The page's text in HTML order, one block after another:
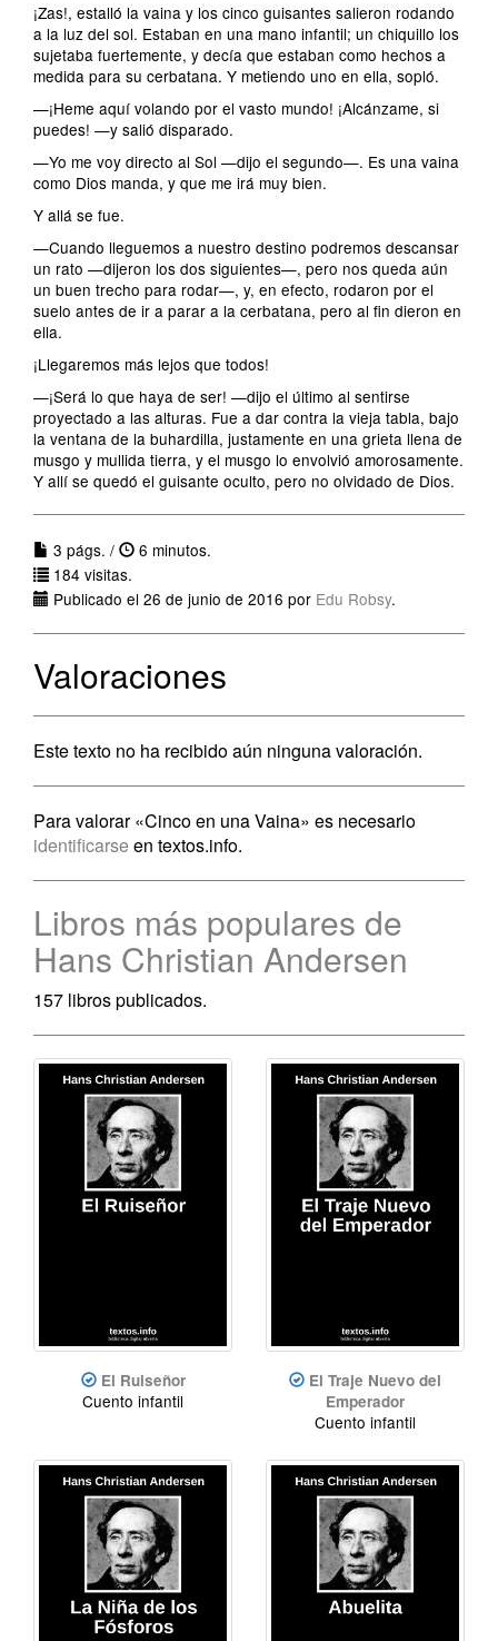
¡Zas!, estalló la vaina y los cinco guisantes salieron rodando
a la luz del sol. Estaban en una mano infantil; un chiquillo los
sujetaba fuertemente, y decía que estaban como hechos a
medida para su cerbatana. Y metiendo uno en ella, sopló.
—¡Heme aquí volando por el vasto mundo! ¡Alcánzame, si
puedes! —y salió disparado.
—Yo me voy directo al Sol —dijo el segundo—. Es una vaina
como Dios manda, y que me irá muy bien.
Y allá se fue.
—Cuando lleguemos a nuestro destino podremos descansar
un rato —dijeron los dos siguientes—, pero nos queda aún
un buen trecho para rodar—, y, en efecto, rodaron por el
suelo antes de ir a parar a la cerbatana, pero al fin dieron en
ella.
¡Llegaremos más lejos que todos!
—¡Será lo que haya de ser! —dijo el último al sentirse
proyectado a las alturas. Fue a dar contra la vieja tabla, bajo
la ventana de la buhardilla, justamente en una grieta llena de
musgo y mullida tierra, y el musgo lo envolvió amorosamente.
Y allí se quedó el guisante oculto, pero no olvidado de Dios.
3 págs. /
6 minutos.
184 visitas.
Publicado el 26 de junio de 2016 por Edu Robsy.
Valoraciones
Este texto no ha recibido aún ninguna valoración.
Para valorar «Cinco en una Vaina» es necesario
identificarse en textos.info.
Libros más populares de
Hans Christian Andersen
157 libros publicados.
El Ruiseñor
Cuento infantil
El Traje Nuevo del
Emperador
Cuento infantil